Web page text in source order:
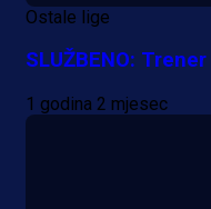
Ostale lige
SLUŽBENO:
1 godina 2 mjesec